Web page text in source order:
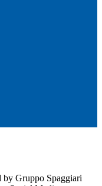
by Gruppo Spaggiari